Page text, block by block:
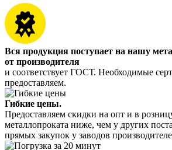
Вся продукция поступает на нашу
от производителя
и соответствует ГОСТ. Необходимые
предоставляем.
Гибкие цены.
Предоставляем скидки на опт и в
металлопроката ниже, чем у других
прямых закупок у заводов